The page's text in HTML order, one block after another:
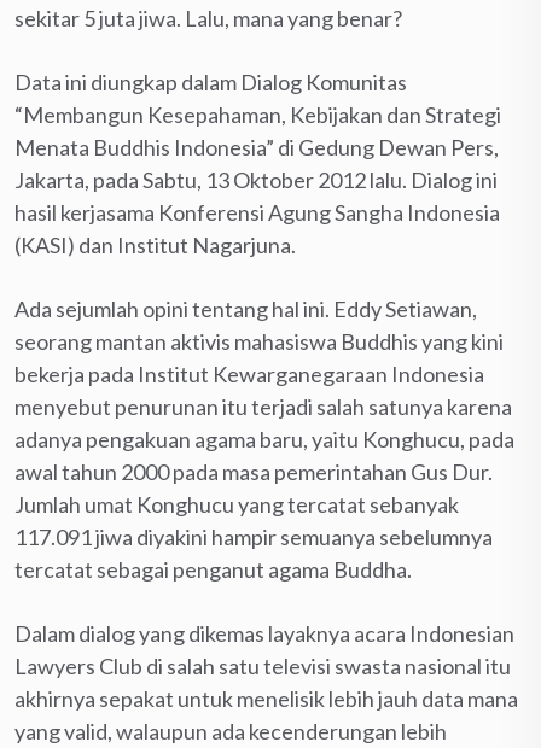
sekitar 5 juta jiwa. Lalu, mana yang benar?
Data ini diungkap dalam Dialog Komunitas
“Membangun Kesepahaman, Kebijakan dan Strategi
Menata Buddhis Indonesia” di Gedung Dewan Pers,
Jakarta, pada Sabtu, 13 Oktober 2012 lalu. Dialog ini
hasil kerjasama Konferensi Agung Sangha Indonesia
(KASI) dan Institut Nagarjuna.
Ada sejumlah opini tentang hal ini. Eddy Setiawan,
seorang mantan aktivis mahasiswa Buddhis yang kini
bekerja pada Institut Kewarganegaraan Indonesia
menyebut penurunan itu terjadi salah satunya karena
adanya pengakuan agama baru, yaitu Konghucu, pada
awal tahun 2000 pada masa pemerintahan Gus Dur.
Jumlah umat Konghucu yang tercatat sebanyak
117.091 jiwa diyakini hampir semuanya sebelumnya
tercatat sebagai penganut agama Buddha.
Dalam dialog yang dikemas layaknya acara Indonesian
Lawyers Club di salah satu televisi swasta nasional itu
akhirnya sepakat untuk menelisik lebih jauh data mana
yang valid, walaupun ada kecenderungan lebih